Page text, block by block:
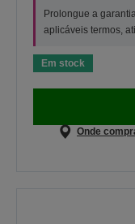
Prolongue a
aplicáveis termos,
Em stock
Onde